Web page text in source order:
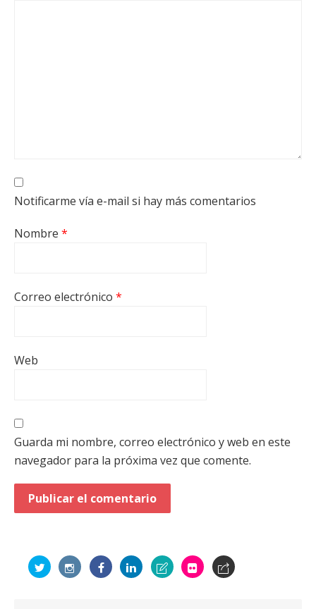
Notificarme vía e-mail si hay más comentarios
Nombre *
Correo electrónico *
Web
Guarda mi nombre, correo electrónico y web en este
navegador para la próxima vez que comente.